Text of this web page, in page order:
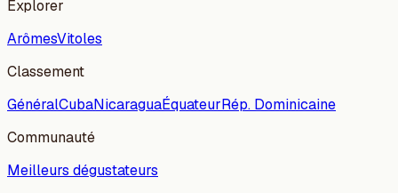
Explorer
ArômesVitoles
Classement
GénéralCubaNicaraguaÉquateurRép. Dominicaine
Communauté
Meilleurs dégustateurs